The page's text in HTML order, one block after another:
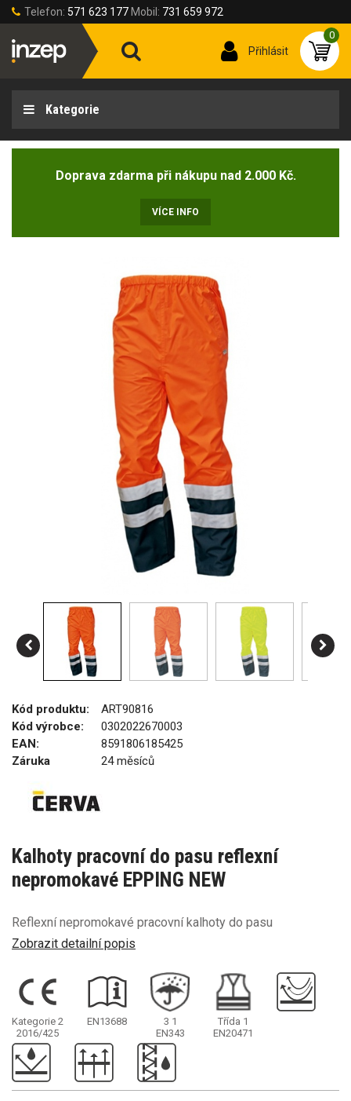
Telefon: 571 623 177 Mobil: 731 659 972
Přihlásit
0
Kategorie
Doprava zdarma při nákupu nad 2.000 Kč.
VÍCE INFO
Kód produktu:
ART90816
Kód výrobce:
0302022670003
EAN:
8591806185425
Záruka
24 měsíců
Kalhoty pracovní do pasu reflexní
nepromokavé EPPING NEW
Reflexní nepromokavé pracovní kalhoty do pasu
Zobrazit detailní popis
Kategorie 2
2016/425
EN13688 3 1
EN343
Třída 1
EN20471